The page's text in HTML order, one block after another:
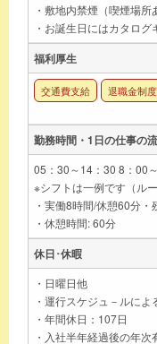
・敷地内禁煙（喫煙場所
・お誕生日にはカタログ
福利厚生
交通費支給 退職金制
勤務時間・1日の仕事の
05：30～14：30 8：00
※シフトは一例です（ル
・実働8時間/休憩60分・
・休憩時間: 60分
休日･休暇
・日曜日他
・運行スケジュ－ルによ
・年間休日：107日
・入社半年経過後の年